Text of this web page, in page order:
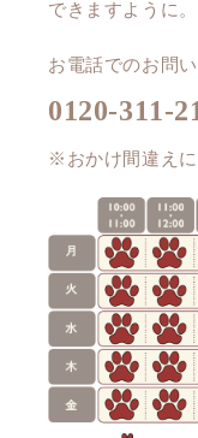
できますように。
お電話でのお問
0120-311-
※おかけ間違え